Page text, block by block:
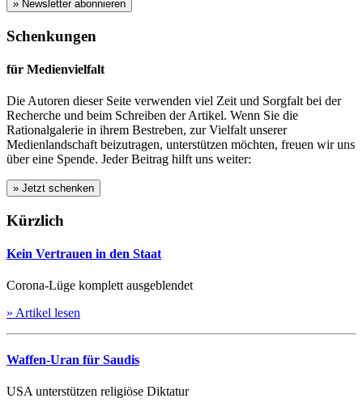
» Newsletter abonnieren
Schenkungen
für Medienvielfalt
Die Autoren dieser Seite verwenden viel Zeit und Sorgfalt bei der
Recherche und beim Schreiben der Artikel. Wenn Sie die
Rationalgalerie in ihrem Bestreben, zur Vielfalt unserer
Medienlandschaft beizutragen, unterstützen möchten, freuen wir uns
über eine Spende. Jeder Beitrag hilft uns weiter:
Kürzlich
Kein Vertrauen in den Staat
Corona-Lüge komplett ausgeblendet
» Artikel lesen
Waffen-Uran für Saudis
USA unterstützen religiöse Diktatur